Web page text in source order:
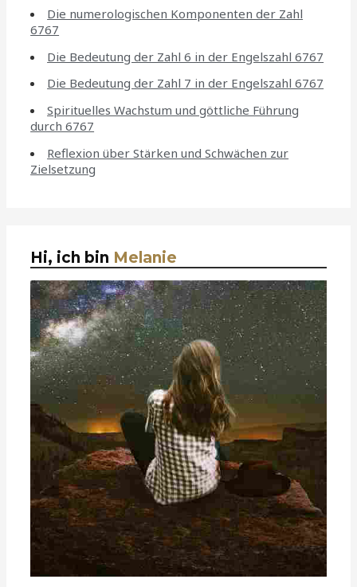
Die numerologischen Komponenten der Zahl
6767
Die Bedeutung der Zahl 6 in der Engelszahl 6767
Die Bedeutung der Zahl 7 in der Engelszahl 6767
Spirituelles Wachstum und göttliche Führung
durch 6767
Reflexion über Stärken und Schwächen zur
Zielsetzung
Hi, ich bin Melanie